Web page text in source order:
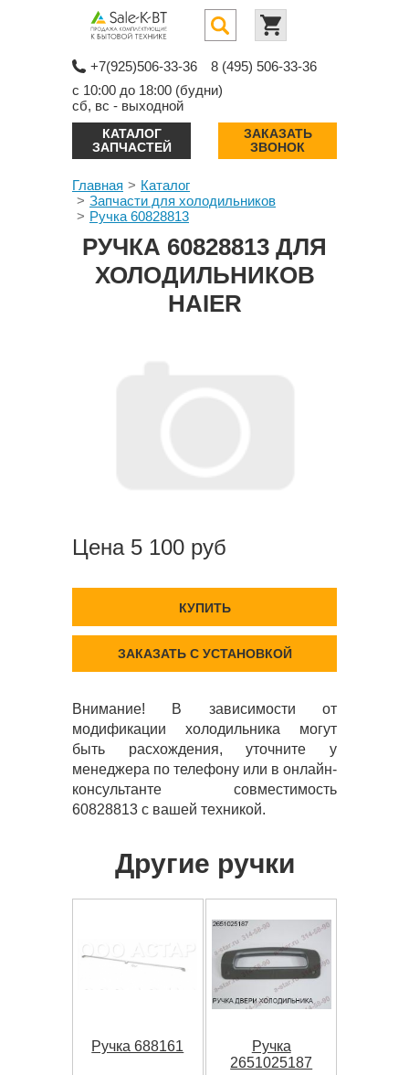
+7(925)506-33-36
8 (495) 506-33-36
с 10:00 до 18:00 (будни)
сб, вс - выходной
КАТАЛОГ
ЗАПЧАСТЕЙ
ЗАКАЗАТЬ
ЗВОНОК
Главная
Каталог
Запчасти для холодильников
Ручка 60828813
РУЧКА 60828813 ДЛЯ
ХОЛОДИЛЬНИКОВ
HAIER
Цена 5 100 руб
КУПИТЬ
ЗАКАЗАТЬ С УСТАНОВКОЙ
Внимание! В зависимости от
модификации холодильника могут
быть расхождения, уточните у
менеджера по телефону или в онлайн-
консультанте совместимость
60828813 с вашей техникой.
Другие ручки
Ручка 688161
Ручка
2651025187